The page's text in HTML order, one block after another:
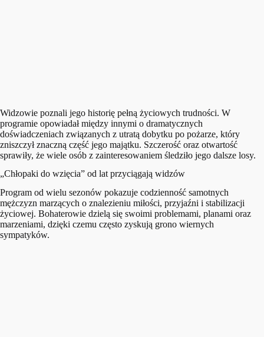
Widzowie poznali jego historię pełną życiowych trudności. W
programie opowiadał między innymi o dramatycznych
doświadczeniach związanych z utratą dobytku po pożarze, który
zniszczył znaczną część jego majątku. Szczerość oraz otwartość
sprawiły, że wiele osób z zainteresowaniem śledziło jego dalsze losy.
„Chłopaki do wzięcia” od lat przyciągają widzów
Program od wielu sezonów pokazuje codzienność samotnych
mężczyzn marzących o znalezieniu miłości, przyjaźni i stabilizacji
życiowej. Bohaterowie dzielą się swoimi problemami, planami oraz
marzeniami, dzięki czemu często zyskują grono wiernych
sympatyków.